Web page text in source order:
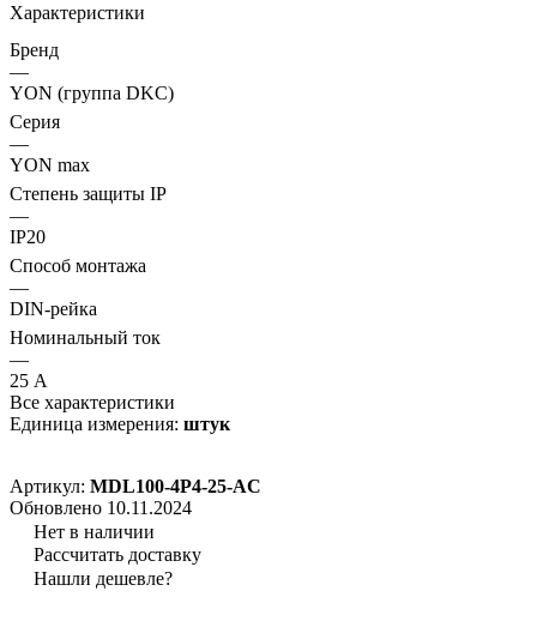
Характеристики
Бренд
—
YON (группа DKC)
Серия
—
YON max
Степень защиты IP
—
IP20
Способ монтажа
—
DIN-рейка
Номинальный ток
—
25 А
Все характеристики
Единица измерения: штук
Артикул: MDL100-4P4-25-AC
Обновлено 10.11.2024
Нет в наличии
Рассчитать доставку
Нашли дешевле?